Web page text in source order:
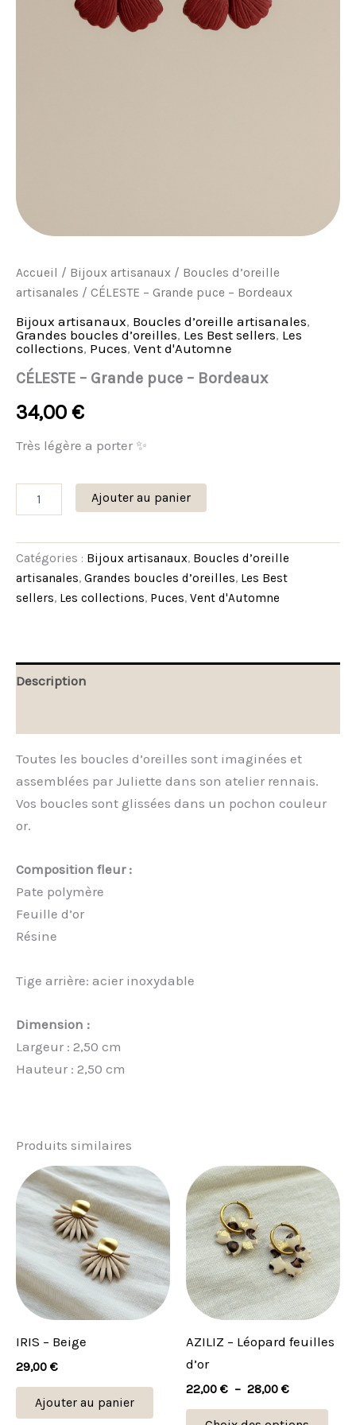
Accueil / Bijoux artisanaux / Boucles d’oreille
artisanales / CÉLESTE – Grande puce – Bordeaux
Bijoux artisanaux, Boucles d’oreille artisanales,
Grandes boucles d’oreilles, Les Best sellers, Les
collections, Puces, Vent d'Automne
CÉLESTE – Grande puce – Bordeaux
34,00 €
Très légère a porter ✨
Ajouter au panier
Catégories : Bijoux artisanaux, Boucles d’oreille
artisanales, Grandes boucles d’oreilles, Les Best
sellers, Les collections, Puces, Vent d'Automne
Description
Toutes les boucles d’oreilles sont imaginées et
assemblées par Juliette dans son atelier rennais.
Vos boucles sont glissées dans un pochon couleur
or.
Composition fleur :
Pate polymère
Feuille d’or
Résine
Tige arrière: acier inoxydable
Dimension :
Largeur : 2,50 cm
Hauteur : 2,50 cm
Produits similaires
IRIS – Beige
29,00 €
Ajouter au panier
AZILIZ – Léopard feuilles
d’or
22,00 € – 28,00 €
Plage
de
prix :
22,00 €
à
28,00 €
Ce
Les